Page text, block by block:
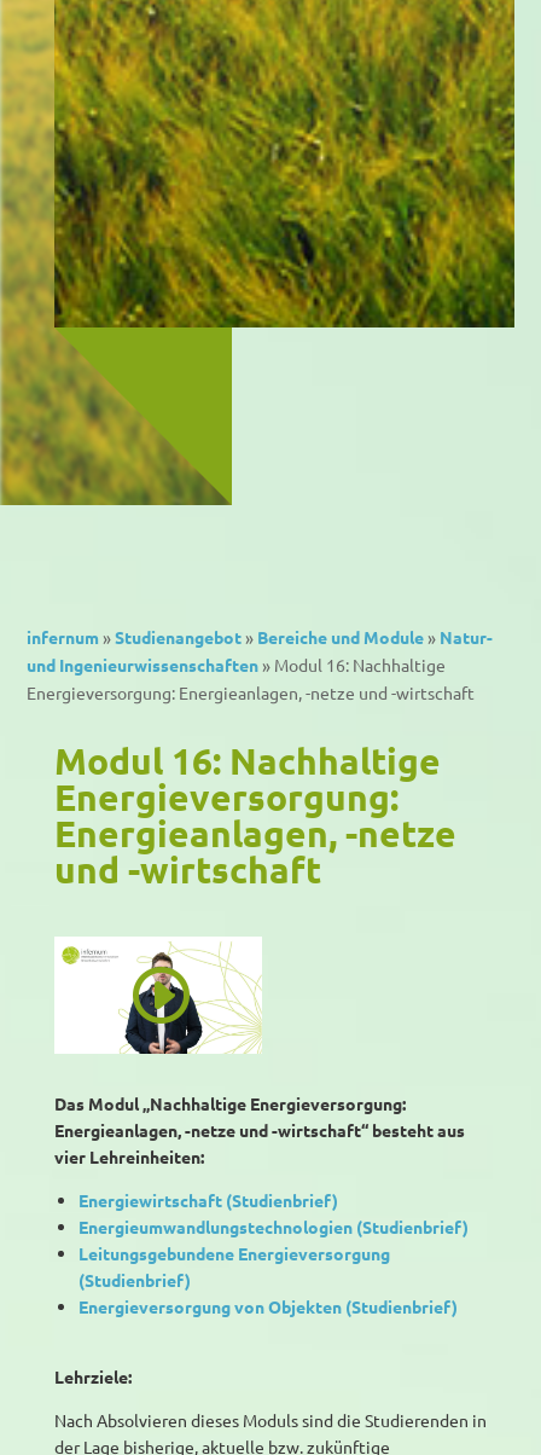
infernum »Studienangebot» Bereiche und Module» Natur-
und Ingenieurwissenschaften» Modul 16: Nachhaltige
Energieversorgung: Energieanlagen, -netze und -wirtschaft
Modul 16: Nachhaltige
Energieversorgung:
Energieanlagen, -netze
und -wirtschaft
Das Modul „Nachhaltige Energieversorgung:
Energieanlagen, -netze und -wirtschaft“ besteht aus
vier Lehreinheiten:
Energiewirtschaft (Studienbrief)
Energieumwandlungstechnologien (Studienbrief)
Leitungsgebundene Energieversorgung
(Studienbrief)
Energieversorgung von Objekten (Studienbrief)
Lehrziele:
Nach Absolvieren dieses Moduls sind die Studierenden in
der Lage bisherige, aktuelle bzw. zukünftige